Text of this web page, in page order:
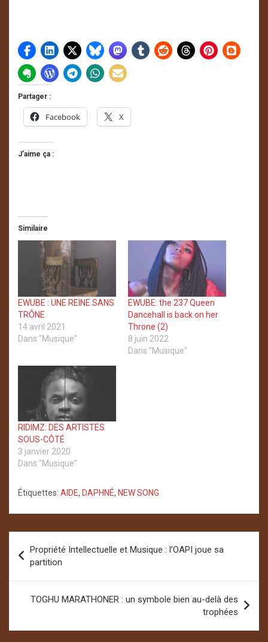
Partager :
Facebook X
J’aime ça :
Similaire
EWUBE : UNE REINE SANS
TRÔNE
14 avril 2021
Dans "Musique"
EWUBE: the 237 Queen
Dancehall is back on her
Throne (2)
8 juin 2022
Dans "Musique"
RIDIMZ: DES ARTISTES
SOUS-CÔTÉ
3 janvier 2020
Dans "Musique"
Étiquettes: AIDE, DAPHNÉ, NEW SONG
de
l’article
Propriété Intellectuelle et Musique : l’OAPI joue sa
partition
TOGHU MARATHONER : un symbole bien au-delà des
trophées